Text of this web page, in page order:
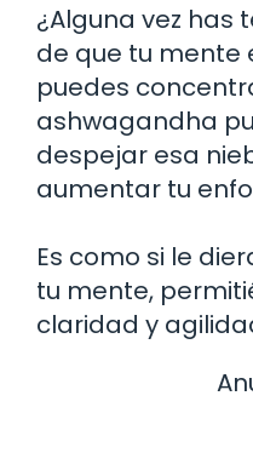
¿Alguna vez has
de que tu mente
puedes
ashwagandha
despejar esa
aumentar tu
Es como si le
tu mente,
claridad y